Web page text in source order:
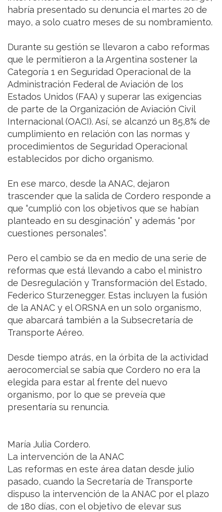
habría presentado su denuncia el martes 20 de
mayo, a solo cuatro meses de su nombramiento.
Durante su gestión se llevaron a cabo reformas
que le permitieron a la Argentina sostener la
Categoría 1 en Seguridad Operacional de la
Administración Federal de Aviación de los
Estados Unidos (FAA) y superar las exigencias
de parte de la Organización de Aviación Civil
Internacional (OACI). Así, se alcanzó un 85,8% de
cumplimiento en relación con las normas y
procedimientos de Seguridad Operacional
establecidos por dicho organismo.
En ese marco, desde la ANAC, dejaron
trascender que la salida de Cordero responde a
que “cumplió con los objetivos que se habían
planteado en su desginación” y además “por
cuestiones personales”.
Pero el cambio se da en medio de una serie de
reformas que está llevando a cabo el ministro
de Desregulación y Transformación del Estado,
Federico Sturzenegger. Estas incluyen la fusión
de la ANAC y el ORSNA en un solo organismo,
que abarcará también a la Subsecretaría de
Transporte Aéreo.
Desde tiempo atrás, en la órbita de la actividad
aerocomercial se sabía que Cordero no era la
elegida para estar al frente del nuevo
organismo, por lo que se preveía que
presentaría su renuncia.
María Julia Cordero.
La intervención de la ANAC
Las reformas en este área datan desde julio
pasado, cuando la Secretaría de Transporte
dispuso la intervención de la ANAC por el plazo
de 180 días, con el objetivo de elevar sus